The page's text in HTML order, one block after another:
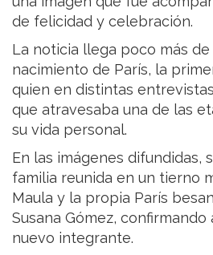
de felicidad y celebración.
La noticia llega poco más
nacimiento de París, la
quien en distintas
que atravesaba una de las
su vida personal.
En las imágenes difundidas,
familia reunida en un tierno
Maula y la propia París
Susana Gómez,
nuevo integrante.